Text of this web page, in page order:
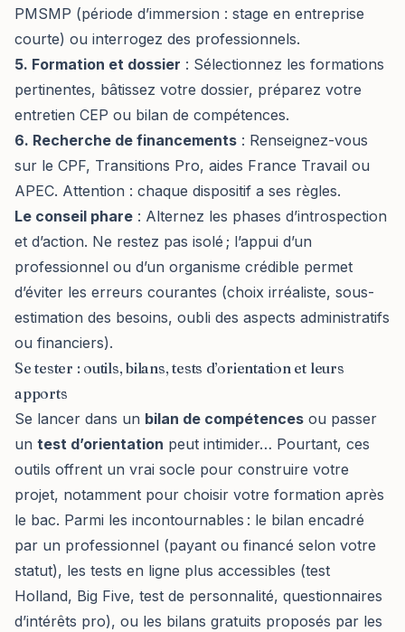
PMSMP (période d’immersion : stage en entreprise
courte) ou interrogez des professionnels.
5. Formation et dossier : Sélectionnez les formations
pertinentes, bâtissez votre dossier, préparez votre
entretien CEP ou bilan de compétences.
6. Recherche de financements : Renseignez-vous
sur le CPF, Transitions Pro, aides France Travail ou
APEC. Attention : chaque dispositif a ses règles.
Le conseil phare : Alternez les phases d’introspection
et d’action. Ne restez pas isolé ; l’appui d’un
professionnel ou d’un organisme crédible permet
d’éviter les erreurs courantes (choix irréaliste, sous-
estimation des besoins, oubli des aspects administratifs
ou financiers).
Se tester : outils, bilans, tests d’orientation et leurs
apports
Se lancer dans un bilan de compétences ou passer
un test d’orientation peut intimider… Pourtant, ces
outils offrent un vrai socle pour construire votre
projet, notamment pour choisir votre formation après
le bac. Parmi les incontournables : le bilan encadré
par un professionnel (payant ou financé selon votre
statut), les tests en ligne plus accessibles (test
Holland, Big Five, test de personnalité, questionnaires
d’intérêts pro), ou les bilans gratuits proposés par les